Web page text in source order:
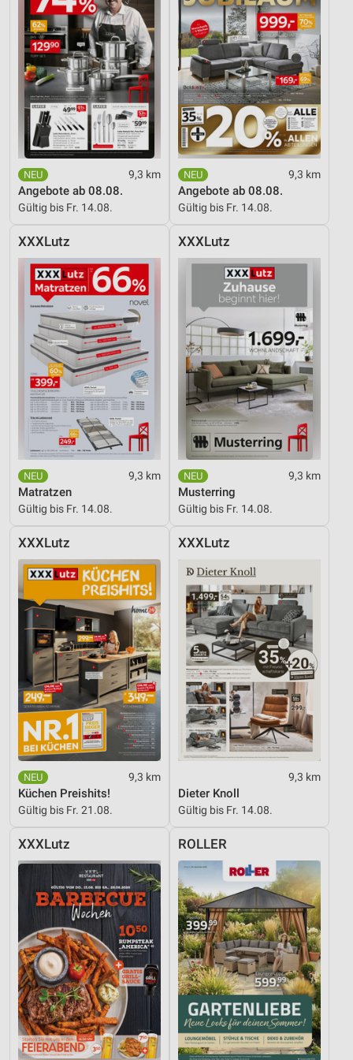
9,3 km
Angebote ab 08.08.
Gültig bis Fr. 14.08.
9,3 km
Angebote ab 08.08.
Gültig bis Fr. 14.08.
XXXLutz
9,3 km
Matratzen
Gültig bis Fr. 14.08.
XXXLutz
9,3 km
Musterring
Gültig bis Fr. 14.08.
XXXLutz
9,3 km
Küchen Preishits!
Gültig bis Fr. 21.08.
XXXLutz
9,3 km
Dieter Knoll
Gültig bis Fr. 14.08.
XXXLutz ROLLER
Geräte anhand von aktiv angeforderten
Informationen identifizieren
Nicht-IAB-Verarbeitungszwecke:
Notwendig
Performance
Funktional
Werbung